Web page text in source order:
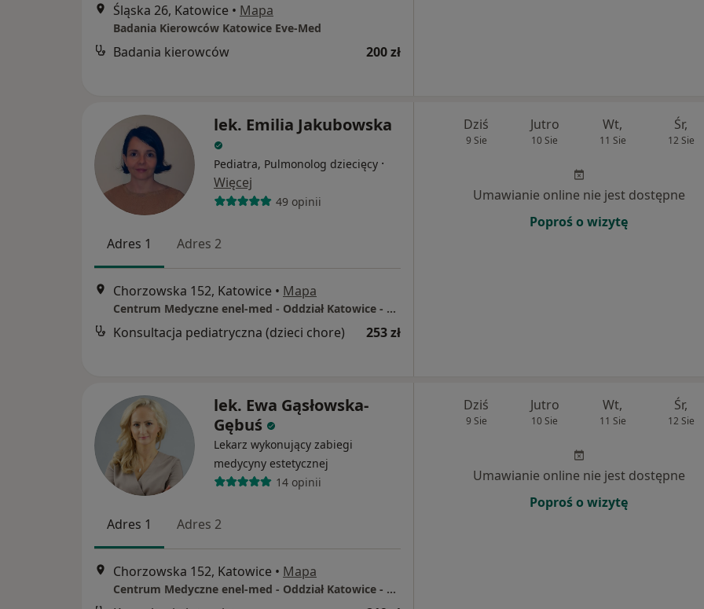
Śląska 26, Katowice • Mapa
Badania Kierowców Katowice Eve-Med
Badania kierowców 200 zł
lek. Emilia Jakubowska
Pediatra, Pulmonolog dziecięcy ·
Więcej
49 opinii
Adres 1 Adres 2
Chorzowska 152, Katowice • Mapa
Centrum Medyczne enel-med - Oddział Katowice - Chorzowska
Konsultacja pediatryczna (dzieci chore) 253 zł
Dziś
9 Sie
Jutro
10 Sie
Wt,
11 Sie
Śr,
12 Sie
Umawianie online nie jest dostępne
Poproś o wizytę
lek. Ewa Gąsłowska-
Gębuś
Lekarz wykonujący zabiegi
medycyny estetycznej
14 opinii
Adres 1 Adres 2
Chorzowska 152, Katowice • Mapa
Centrum Medyczne enel-med - Oddział Katowice - Chorzowska
Dziś
9 Sie
Jutro
10 Sie
Wt,
11 Sie
Śr,
12 Sie
Umawianie online nie jest dostępne
Poproś o wizytę